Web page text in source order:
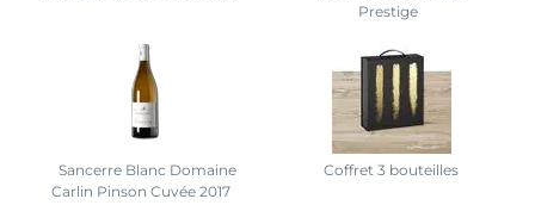
Prestige
Sancerre Blanc Domaine
Carlin Pinson Cuvée 2017
Coffret 3 bouteilles